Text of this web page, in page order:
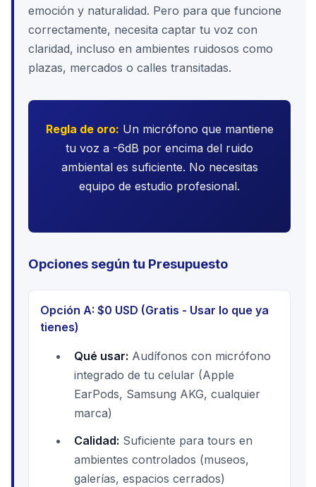
emoción y naturalidad. Pero para que funcione
correctamente, necesita captar tu voz con
claridad, incluso en ambientes ruidosos como
plazas, mercados o calles transitadas.
Regla de oro: Un micrófono que mantiene
tu voz a -6dB por encima del ruido
ambiental es suficiente. No necesitas
equipo de estudio profesional.
Opciones según tu Presupuesto
Opción A: $0 USD (Gratis - Usar lo que ya
tienes)
Qué usar: Audífonos con micrófono
integrado de tu celular (Apple
EarPods, Samsung AKG, cualquier
marca)
Calidad: Suficiente para tours en
ambientes controlados (museos,
galerías, espacios cerrados)